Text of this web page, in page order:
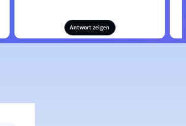
Antwort zeigen